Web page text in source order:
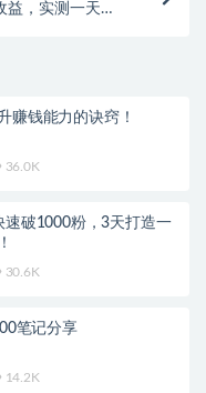
益，实测一天
赚钱能力的诀窍！
36.0K
速破1000粉，3天打造一
30.6K
笔记分享
14.2K